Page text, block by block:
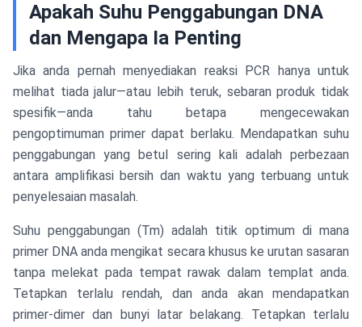
Apakah Suhu Penggabungan DNA
dan Mengapa Ia Penting
Jika anda pernah menyediakan reaksi PCR hanya untuk
melihat tiada jalur—atau lebih teruk, sebaran produk tidak
spesifik—anda tahu betapa mengecewakan
pengoptimuman primer dapat berlaku. Mendapatkan suhu
penggabungan yang betul sering kali adalah perbezaan
antara amplifikasi bersih dan waktu yang terbuang untuk
penyelesaian masalah.
Suhu penggabungan (Tm) adalah titik optimum di mana
primer DNA anda mengikat secara khusus ke urutan sasaran
tanpa melekat pada tempat rawak dalam templat anda.
Tetapkan terlalu rendah, dan anda akan mendapatkan
primer-dimer dan bunyi latar belakang. Tetapkan terlalu